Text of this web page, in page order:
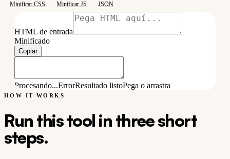
Minificar CSS Minificar JS JSON
HTML de entrada
Minificado
Copiar
Procesando...ErrorResultado listoPega o arrastra
HOW IT WORKS
Run this tool in three short
steps.